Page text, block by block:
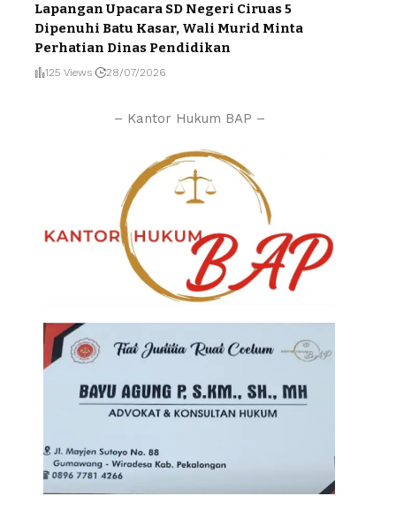
Lapangan Upacara SD Negeri Ciruas 5
Dipenuhi Batu Kasar, Wali Murid Minta
Perhatian Dinas Pendidikan
125 Views 28/07/2026
– Kantor Hukum BAP –